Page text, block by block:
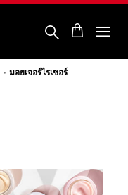
มอยเจอร์ไรเซอร์